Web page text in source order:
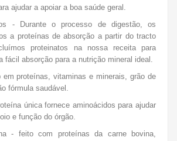
ajudar a apoiar a boa saúde geral.
- Durante o processo de digestão, os
a proteínas de absorção a partir do tracto
proteinatos na nossa receita para
fácil absorção para a nutrição mineral ideal.
em proteínas, vitaminas e minerais, grão de
fórmula saudável.
única fornece aminoácidos para ajudar
e função do órgão.
- feito com proteínas da carne bovina,